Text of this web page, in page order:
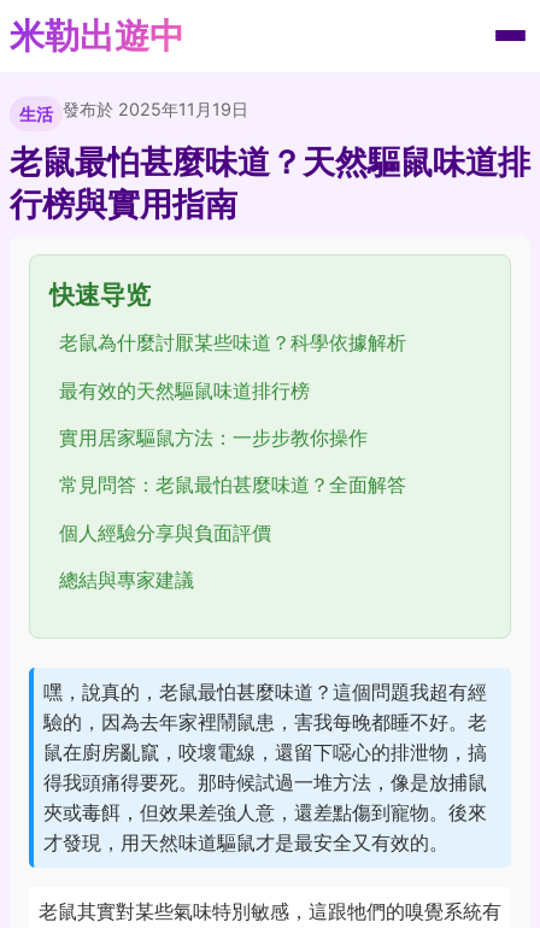
米勒出遊中
生活 發布於 2025年11月19日
老鼠最怕甚麼味道？天然驅鼠味道排
行榜與實用指南
快速导览
老鼠為什麼討厭某些味道？科學依據解析
最有效的天然驅鼠味道排行榜
實用居家驅鼠方法：一步步教你操作
常見問答：老鼠最怕甚麼味道？全面解答
個人經驗分享與負面評價
總結與專家建議
嘿，說真的，老鼠最怕甚麼味道？這個問題我超有經
驗的，因為去年家裡鬧鼠患，害我每晚都睡不好。老
鼠在廚房亂竄，咬壞電線，還留下噁心的排泄物，搞
得我頭痛得要死。那時候試過一堆方法，像是放捕鼠
夾或毒餌，但效果差強人意，還差點傷到寵物。後來
才發現，用天然味道驅鼠才是最安全又有效的。
老鼠其實對某些氣味特別敏感，這跟牠們的嗅覺系統有